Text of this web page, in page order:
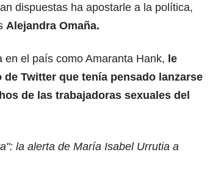
dispuestas ha apostarle a la política,
Alejandra Omaña.
el país como Amaranta Hank, le
Twitter que tenía pensado lanzarse
de las trabajadoras sexuales del
la alerta de María Isabel Urrutia a